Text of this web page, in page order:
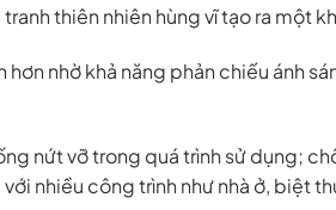
thiên nhiên hùng vĩ tạo ra một
nhờ khả năng phản chiếu ánh
nứt vỡ trong quá trình sử dụng;
nhiều công trình như nhà ở, biệt